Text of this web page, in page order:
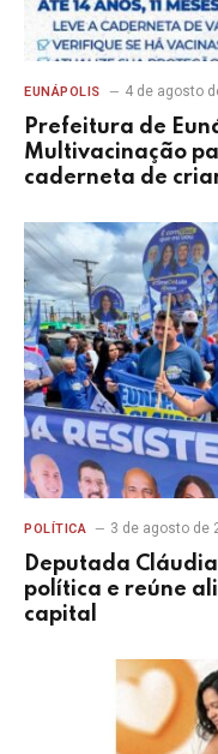
EUNÁPOLIS 4 de agosto
Prefeitura de
Multivacinação
caderneta de
POLÍTICA 3 de agosto de
Deputada
política e reúne
capital